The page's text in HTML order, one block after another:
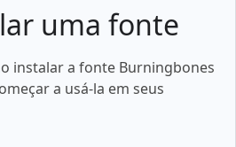
uma fonte
instalar a fonte Burningbones
a usá-la em seus